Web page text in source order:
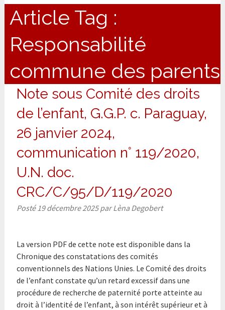
Article Tag :
Responsabilité
commune des parents
Note sous Comité des droits
de l’enfant, G.G.P. c. Paraguay,
26 janvier 2024,
communication n° 119/2020,
U.N. doc.
CRC/C/95/D/119/2020
Posté 19 décembre 2025 par Lèna Degobert
La version PDF de cette note est disponible dans la
Chronique des constatations des comités
conventionnels des Nations Unies. Le Comité des droits
de l’enfant constate qu’un retard excessif dans une
procédure de recherche de paternité porte atteinte au
droit à l’identité de l’enfant, à son intérêt supérieur et à